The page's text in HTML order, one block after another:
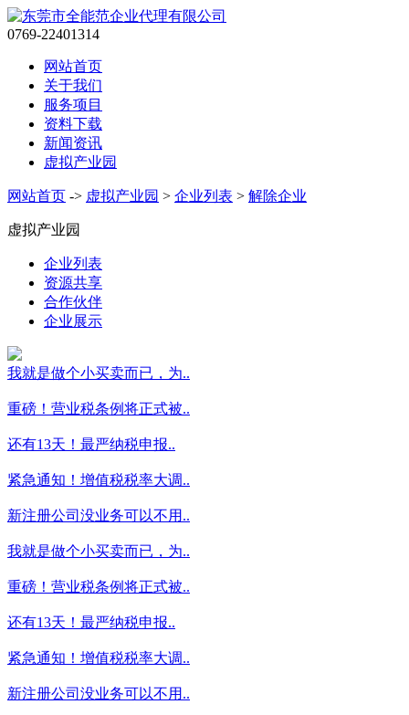
0769-22401314
网站首页
关于我们
服务项目
资料下载
新闻资讯
虚拟产业园
网站首页 -> 虚拟产业园 > 企业列表 > 解除企业
虚拟产业园
企业列表
资源共享
合作伙伴
企业展示
我就是做个小买卖而已，为..
重磅！营业税条例将正式被..
还有13天！最严纳税申报..
紧急通知！增值税税率大调..
新注册公司没业务可以不用..
我就是做个小买卖而已，为..
重磅！营业税条例将正式被..
还有13天！最严纳税申报..
紧急通知！增值税税率大调..
新注册公司没业务可以不用..